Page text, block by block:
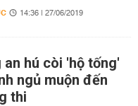
14:36 | 27/06/2019
an hú còi 'hộ tống'
ngủ muộn đến
thi